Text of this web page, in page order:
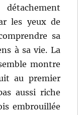
les yeux de
sa
à sa vie. La
montre
au premier
aussi riche
embrouillée